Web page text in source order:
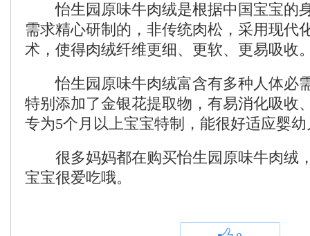
怡生园原味牛肉绒是根据中国宝宝的
需求精心研制的，非传统肉松，采用现代
术，使得肉绒纤维更细、更软、更易吸收
怡生园原味牛肉绒富含有多种人体必
特别添加了金银花提取物，有易消化吸收
专为5个月以上宝宝特制，能很好适应婴
很多妈妈都在购买怡生园原味牛肉绒
宝宝很爱吃哦。